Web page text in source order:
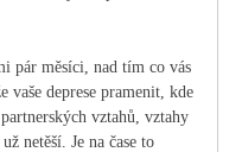
pár měsíci, nad tím co vás
vaše deprese pramenit, kde
vztahů, vztahy
netěší. Je na čase to